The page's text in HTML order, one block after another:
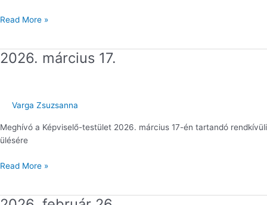
Read More »
2026. március 17.
Varga Zsuzsanna
Meghívó a Képviselő-testület 2026. március 17-én tartandó rendkívüli
ülésére
2026.
Read More »
2026.